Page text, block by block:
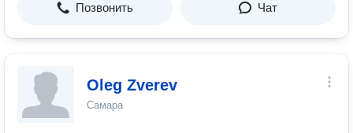
Позвонить Чат
Oleg Zverev
Самара